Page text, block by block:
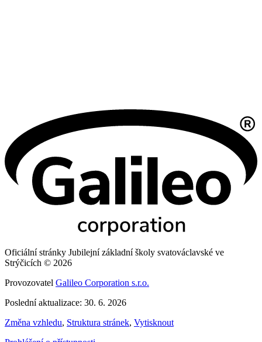
Oficiální stránky Jubilejní základní školy svatováclavské ve
Strýčicích © 2026
Provozovatel Galileo Corporation s.r.o.
Poslední aktualizace: 30. 6. 2026
Změna vzhledu, Struktura stránek, Vytisknout